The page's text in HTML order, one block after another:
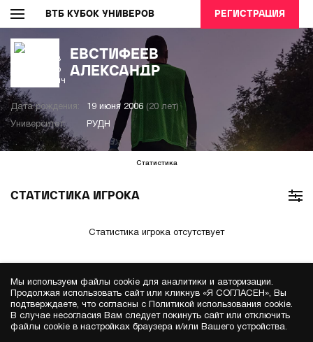
ВТБ КУБОК УНИВЕРОВ РЕГИСТРАЦИЯ
ЕВСТИФЕЕВ
АЛЕКСАНДР
Дата рождения: 19 июня 2006 (20 лет)
Университет: РУДН
Статистика
СТАТИСТИКА ИГРОКА
Статистика игрока отсутствует
Мы используем файлы cookie для аналитики и авторизации.
Продолжая использовать сайт или кликнув «Я СОГЛАСЕН», Вы
подтверждаете, что согласны с Политикой использования cookie.
В случае несогласия Вам следует покинуть сайт или отключить
файлы cookie в настройках браузера и/или Вашего устройства.